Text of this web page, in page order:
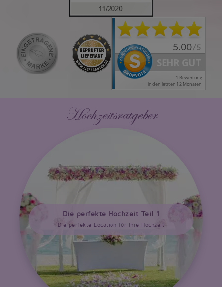
Hochzeitsratgeber
Die perfekte Hochzeit Teil 1
Die perfekte Location für Ihre Hochzeit